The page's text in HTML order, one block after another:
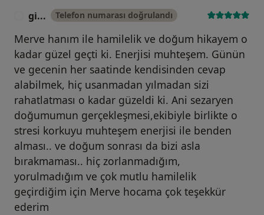
gi... Telefon numarası doğrulandı
Merve hanım ile hamilelik ve doğum hikayem o
kadar güzel geçti ki. Enerjisi muhteşem. Günün
ve gecenin her saatinde kendisinden cevap
alabilmek, hiç usanmadan yılmadan sizi
rahatlatması o kadar güzeldi ki. Ani sezaryen
doğumumun gerçekleşmesi,ekibiyle birlikte o
stresi korkuyu muhteşem enerjisi ile benden
alması.. ve doğum sonrası da bizi asla
bırakmaması.. hiç zorlanmadığım,
yorulmadığım ve çok mutlu hamilelik
geçirdiğim için Merve hocama çok teşekkür
ederim